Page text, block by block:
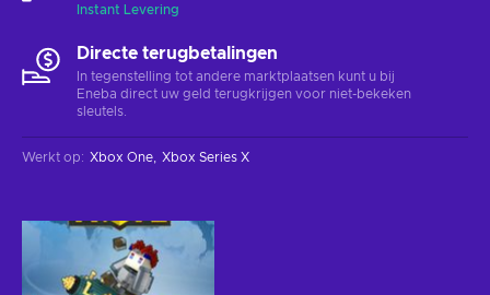
Instant Levering
Directe terugbetalingen
In tegenstelling tot andere marktplaatsen kunt u bij
Eneba direct uw geld terugkrijgen voor niet-bekeken
sleutels.
Werkt op: Xbox One Xbox Series X